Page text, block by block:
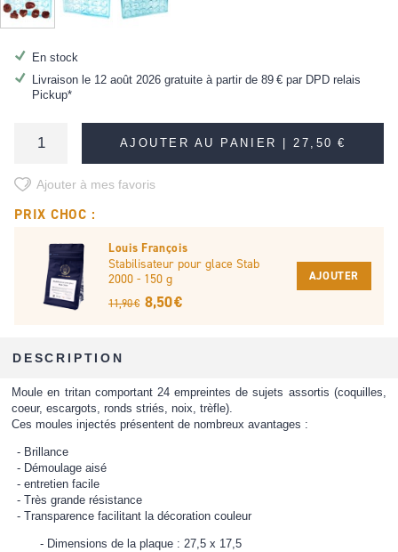
En stock
Livraison le 12 août 2026 gratuite à partir de 89 €par DPD relais
Pickup*
AJOUTER AU PANIER | 27,50 €
Ajouter à mes favoris
PRIX CHOC :
Louis François
Stabilisateur pour glace Stab
2000 - 150 g
11,90 € 8,50 €
AJOUTER
DESCRIPTION
Moule en tritan comportant 24 empreintes de sujets assortis (coquilles,
coeur, escargots, ronds striés, noix, trèfle).
Ces moules injectés présentent de nombreux avantages :
Brillance
Démoulage aisé
entretien facile
Très grande résistance
Transparence facilitant la décoration couleur
Dimensions de la plaque : 27,5 x 17,5